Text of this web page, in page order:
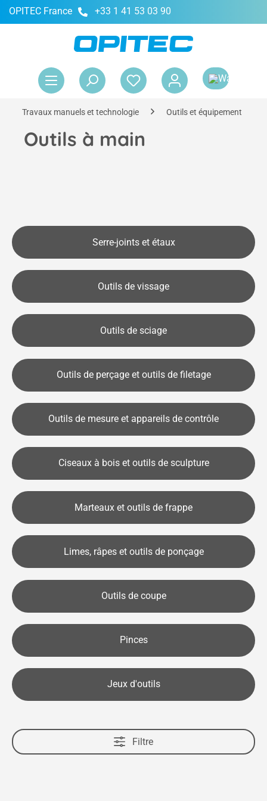
principal
OPITEC France +33 1 41 53 03 90
Travaux manuels et technologie Outils et équipement
Outils à main
Serre-joints et étaux
Outils de vissage
Outils de sciage
Outils de perçage et outils de filetage
Outils de mesure et appareils de contrôle
Ciseaux à bois et outils de sculpture
Marteaux et outils de frappe
Limes, râpes et outils de ponçage
Outils de coupe
Pinces
Jeux d'outils
Filtre